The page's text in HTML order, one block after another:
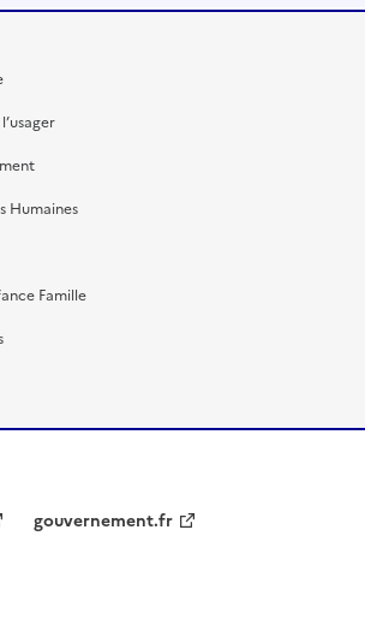
Humaines
Famille
gouvernement.fr